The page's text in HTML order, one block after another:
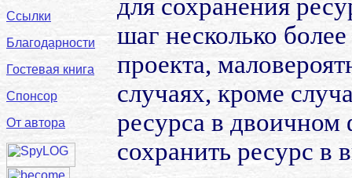
Ссылки
Благодарности
Гостевая книга
Спонсор
От автора
для сохранения
шаг несколько
проекта,
случаях, кроме
ресурса в
сохранить ресурс в